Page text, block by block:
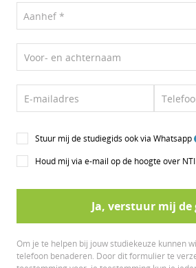
Voor- en achternaam
E-mailadres
Stuur mij de studiegids ook via Whatsapp
Houd mij via e-mail op de hoogte over NTI
Ja, verstuur mij de
Om je te helpen bij jouw studiekeuze kunnen
telefoon benaderen. Door dit formulier te